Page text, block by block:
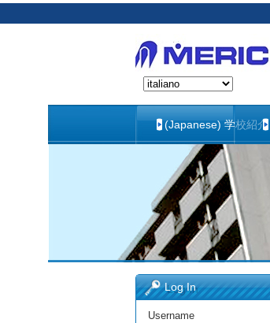
(Japanese) 学校紹介
Log In
Username